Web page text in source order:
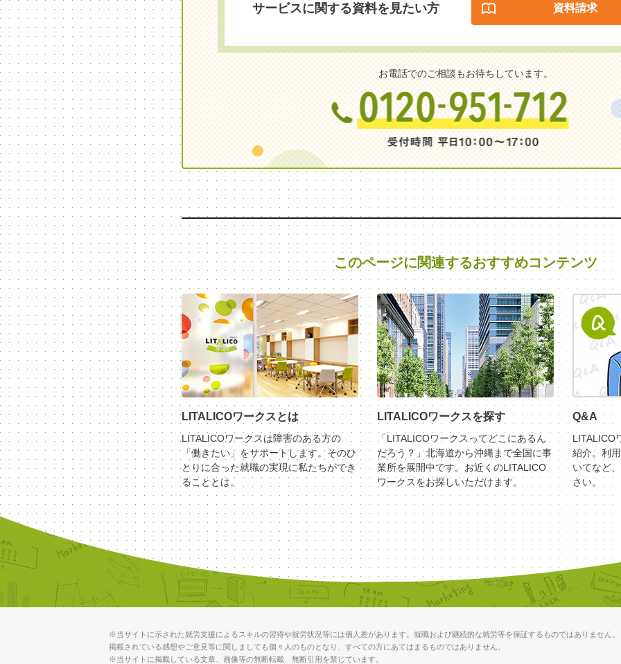
サービスに関する資料を見たい方 資料請求
お電話でのご相談もお待ちしています。
このページに関連するおすすめコンテンツ
LITALICOワークスとは
LITALICOワークスは障害のある方の
「働きたい」をサポートします。そのひ
とりに合った就職の実現に私たちができ
ることとは。
LITALICOワークスを探す
「LITALICOワークスってどこにあるん
だろう？」北海道から沖縄まで全国に事
業所を展開中です。お近くのLITALICO
ワークスをお探しいただけます。
Q&A
LITALICO
紹介。利
いてなど
さい。
※当サイトに示された就労支援によるスキルの習得や就労状況等には個人差があります。就職および継続的な就労等を保証するものではありません。
掲載されている感想やご意見等に関しましても個々人のものとなり、すべての方にあてはまるものではありません。
※当サイトに掲載している文章、画像等の無断転載、無断引用を禁じています。